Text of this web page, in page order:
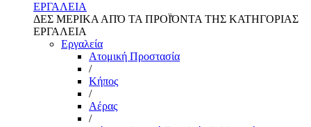
ΕΡΓΑΛΕΙΑ
ΔΕΣ ΜΕΡΙΚΑ ΑΠΌ ΤΑ ΠΡΟΪΌΝΤΑ ΤΗΣ ΚΑΤΗΓΟΡΙΑΣ
ΕΡΓΑΛΕΙΑ
Εργαλεία
Aτομική Προστασία
/
Kήπος
/
Αέρας
/